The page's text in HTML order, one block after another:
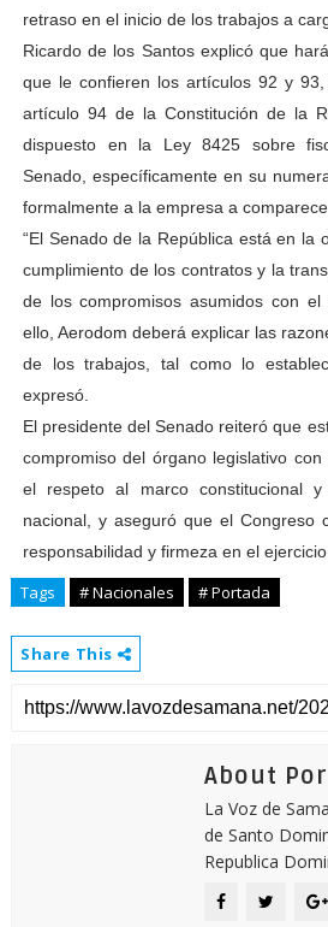
retraso en el inicio de los trabajos a
Ricardo de los Santos explicó que
que le confieren los artículos 92 y
artículo 94 de la Constitución de la
dispuesto en la Ley 8425 sobre
Senado, específicamente en su
formalmente a la empresa a
“El Senado de la República está en la
cumplimiento de los contratos y la
de los compromisos asumidos con el
ello, Aerodom deberá explicar las
de los trabajos, tal como lo
expresó.
El presidente del Senado reiteró que
compromiso del órgano legislativo
el respeto al marco constitucional
nacional, y aseguró que el Congreso
responsabilidad y firmeza en el
Tags # Nacionales # Portada
Share This
About
La Voz de
de Santo
Republica